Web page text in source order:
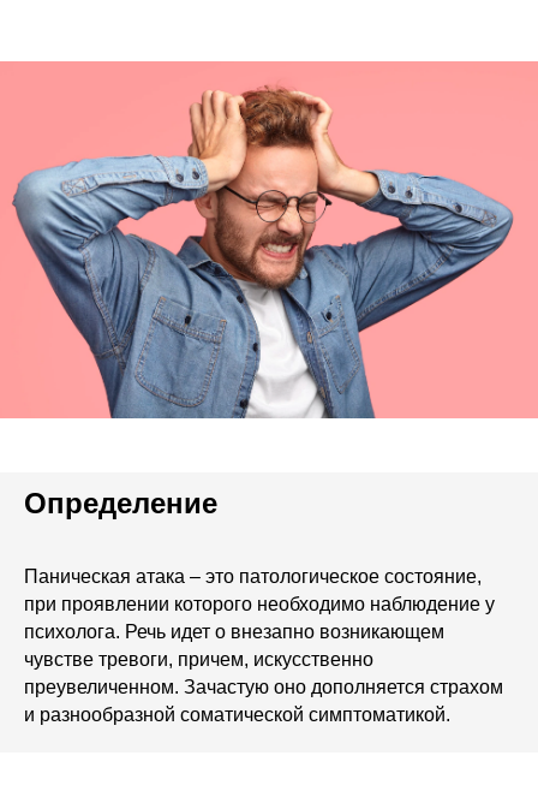
Определение
Паническая атака – это патологическое состояние,
при проявлении которого необходимо наблюдение у
психолога. Речь идет о внезапно возникающем
чувстве тревоги, причем, искусственно
преувеличенном. Зачастую оно дополняется страхом
и разнообразной соматической симптоматикой.